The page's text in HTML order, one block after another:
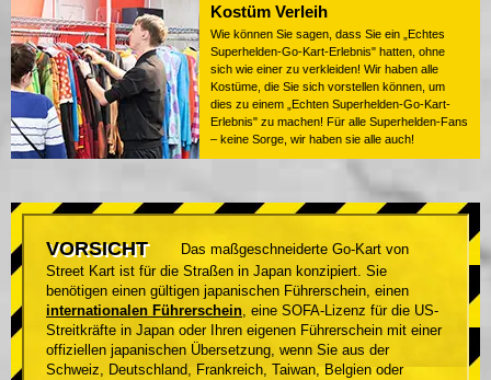
Kostüm Verleih
Wie können Sie sagen, dass Sie ein „Echtes
Superhelden-Go-Kart-Erlebnis" hatten, ohne
sich wie einer zu verkleiden! Wir haben alle
Kostüme, die Sie sich vorstellen können, um
dies zu einem „Echten Superhelden-Go-Kart-
Erlebnis" zu machen! Für alle Superhelden-Fans
– keine Sorge, wir haben sie alle auch!
VORSICHT
Das maßgeschneiderte Go-Kart von
Street Kart ist für die Straßen in Japan konzipiert. Sie
benötigen einen gültigen japanischen Führerschein, einen
internationalen Führerschein, eine SOFA-Lizenz für die US-
Streitkräfte in Japan oder Ihren eigenen Führerschein mit einer
offiziellen japanischen Übersetzung, wenn Sie aus der
Schweiz, Deutschland, Frankreich, Taiwan, Belgien oder